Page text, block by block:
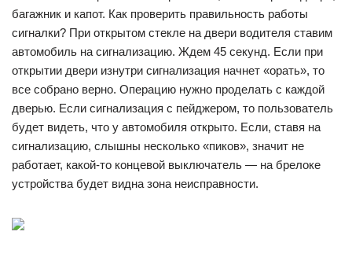
багажник и капот. Как проверить правильность работы
сигналки? При открытом стекле на двери водителя ставим
автомобиль на сигнализацию. Ждем 45 секунд. Если при
открытии двери изнутри сигнализация начнет «орать», то
все собрано верно. Операцию нужно проделать с каждой
дверью. Если сигнализация с пейджером, то пользователь
будет видеть, что у автомобиля открыто. Если, ставя на
сигнализацию, слышны несколько «пиков», значит не
работает, какой-то концевой выключатель — на брелоке
устройства будет видна зона неисправности.